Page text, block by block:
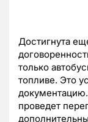
Достигнута
только
топливе. Это
проведет